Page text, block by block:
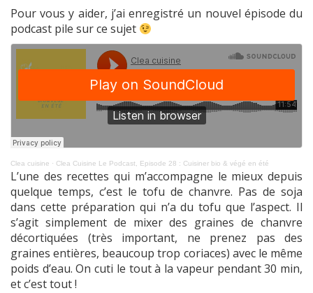
Pour vous y aider, j’ai enregistré un nouvel épisode du
podcast pile sur ce sujet
Clea cuisine · Clea Cuisine Le Podcast, Episode 28 : Cuisiner bio & végé en été
L’une des recettes qui m’accompagne le mieux depuis
quelque temps, c’est le tofu de chanvre. Pas de soja
dans cette préparation qui n’a du tofu que l’aspect. Il
s’agit simplement de mixer des graines de chanvre
décortiquées (très important, ne prenez pas des
graines entières, beaucoup trop coriaces) avec le même
poids d’eau. On cuti le tout à la vapeur pendant 30 min,
et c’est tout !